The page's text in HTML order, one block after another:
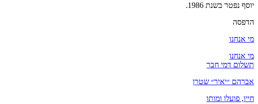
יוסף נפטר בשנת 1986.
הדפסה
מי אנחנו
מי אנחנו
תשלום דמי חבר
אברהם ״יאיר״ שטרן
חייו, פועלו ומותו